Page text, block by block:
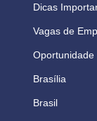
Dicas
Vagas de
Oportunidade
Brasília
Brasil